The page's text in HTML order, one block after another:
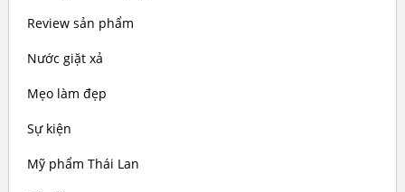
Review sản phẩm
Nước giặt xả
Mẹo làm đẹp
Sự kiện
Mỹ phẩm Thái Lan